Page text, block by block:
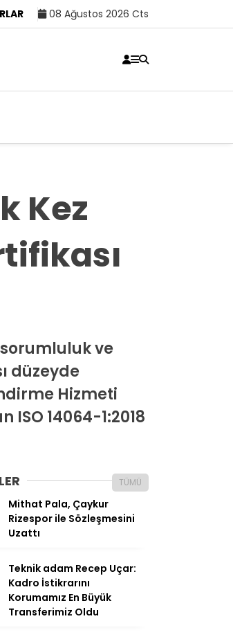
08 Ağustos 2026 Cts
Kez
ve
düzeyde
Hizmeti
14064-1:2018
TÜMÜ
Mithat Pala, Çaykur
Rizespor ile Sözleşmesini
Uzattı
Teknik adam Recep Uçar:
Kadro İstikrarını
Korumamız En Büyük
Transferimiz Oldu